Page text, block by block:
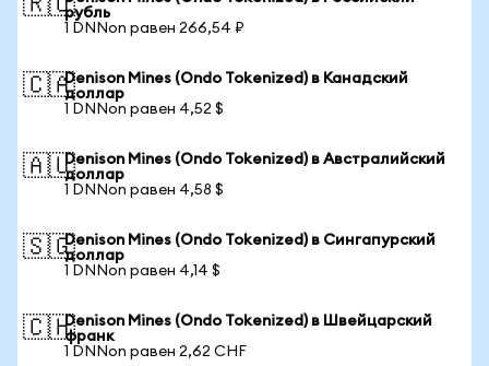
🇷🇺рубль
1 DNNon равен 266,54 ₽
🇨🇦Denison Mines (Ondo Tokenized) в Канадский
доллар
1 DNNon равен 4,52 $
🇦🇺Denison Mines (Ondo Tokenized) в Австралийский
доллар
1 DNNon равен 4,58 $
🇸🇬Denison Mines (Ondo Tokenized) в Сингапурский
доллар
1 DNNon равен 4,14 $
🇨🇭Denison Mines (Ondo Tokenized) в Швейцарский
франк
1 DNNon равен 2,62 CHF